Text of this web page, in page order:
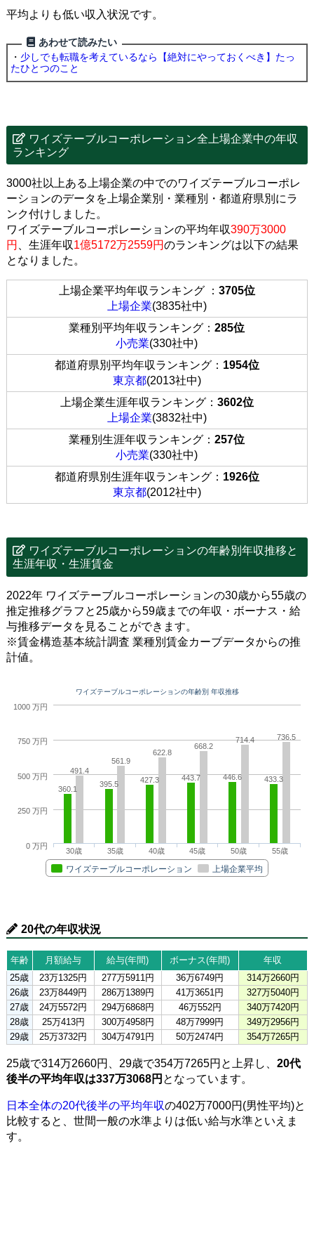
平均よりも低い収入状況です。
あわせて読みたい
・ 少しでも転職を考えているなら【絶対にやっておくべき】たっ
たひとつのこと
ワイズテーブルコーポレーション全上場企業中の年収
ランキング
3000社以上ある上場企業の中でのワイズテーブルコーポレ
ーションのデータを上場企業別・業種別・都道府県別にラ
ンク付けしました。
ワイズテーブルコーポレーションの平均年収390万3000
円
、生涯年収1億5172万2559円のランキングは以下の結果
となりました。
上場企業平均年収ランキング ： 3705位
上場企業(3835社中)
業種別平均年収ランキング：285位
小売業(330社中)
都道府県別平均年収ランキング： 1954位
東京都(2013社中)
上場企業生涯年収ランキング： 3602位
上場企業(3832社中)
業種別生涯年収ランキング：257位
小売業(330社中)
都道府県別生涯年収ランキング： 1926位
東京都(2012社中)
ワイズテーブルコーポレーションの年齢別年収推移と
生涯年収・生涯賃金
2022年 ワイズテーブルコーポレーションの30歳から55歳の
推定推移グラフと25歳から59歳までの年収・ボーナス・給
与推移データを見ることができます。
※賃金構造基本統計調査 業種別賃金カーブデータからの推
計値。
ワイズテーブルコーポレーションの年齢別 年収推移
360.1
395.5 427.3 443.7 446.6 433.3
491.4
561.9
622.8
668.2
714.4 736.5
ワイズテーブルコーポレーション 上場企業平均
30歳 35歳 40歳 45歳 50歳 55歳
0 万円
250 万円
500 万円
750 万円
1000 万円
20代の年収状況
年齢 月額給与 給与(年間) ボーナス(年間)
年収
25歳
23万1325円 277万5911円 36万6749円
314万2660円
26歳
23万8449円 286万1389円 41万3651円
327万5040円
27歳
24万5572円 294万6868円 46万552円
340万7420円
28歳
25万413円 300万4958円 48万7999円
349万2956円
29歳
25万3732円 304万4791円 50万2474円 354万7265円
25歳で314万2660円、29歳で354万7265円と上昇し、 20代
後半の平均年収は337万3068円 となっています。
日本全体の20代後半の平均年収の402万7000円(男性平均)と
比較すると、世間一般の水準よりは低い給与水準といえま
す。